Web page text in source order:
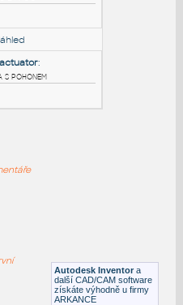
DN100
UV1x6 DN100
s pohonem
Autodesk Inventor a
další CAD/CAM software
získáte výhodně u firmy
ARKANCE